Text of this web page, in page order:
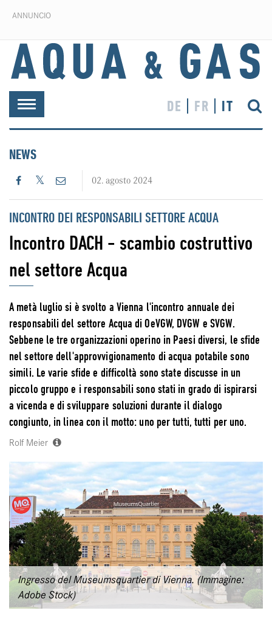
ANNUNCIO
Toggle
navigation
DE FR IT
NEWS
02. agosto 2024
INCONTRO DEI RESPONSABILI SETTORE ACQUA
Incontro DACH - scambio costruttivo
nel settore Acqua
A metà luglio si è svolto a Vienna l'incontro annuale dei
responsabili del settore Acqua di OeVGW, DVGW e SVGW.
Sebbene le tre organizzazioni operino in Paesi diversi, le sfide
nel settore dell'approvvigionamento di acqua potabile sono
simili. Le varie sfide e difficoltà sono state discusse in un
piccolo gruppo e i responsabili sono stati in grado di ispirarsi
a vicenda e di sviluppare soluzioni durante il dialogo
congiunto, in linea con il motto: uno per tutti, tutti per uno.
Rolf Meier
Ingresso del Museumsquartier di Vienna. (Immagine:
Adobe Stock)